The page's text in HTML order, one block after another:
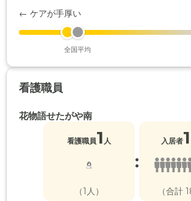
← ケアが手厚い
全国平均
看護職員
花物語せたがや南
看護職員1 人
（1人）
:
入居者
（合計